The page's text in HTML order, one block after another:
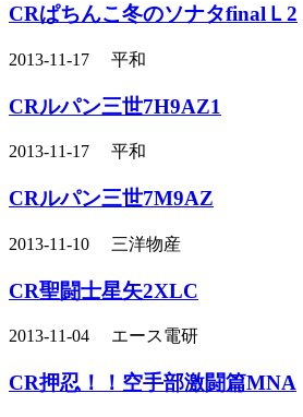
CRぱちんこ冬のソナタfinalＬ2
2013-11-17 平和
CRルパン三世7H9AZ1
2013-11-17 平和
CRルパン三世7M9AZ
2013-11-10 三洋物産
CR聖闘士星矢2XLC
2013-11-04 エース電研
CR押忍！！空手部激闘篇MNA